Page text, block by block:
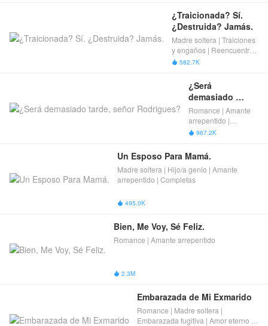
¿Traicionada? Sí.
¿Destruida? Jamás.
Madre soltera | Traiciones
y engaños | Reencuentro |
Amante arrepentido |
 582.7K
¿Será
demasiado
tarde, señor
Rodrigues?
Romance | Amante
arrepentido |
Completas
 967.2K
Un Esposo Para Mamá.
Madre soltera | Hijo/a genio | Amante
arrepentido | Completas
 495.0K
Bien, Me Voy, Sé Feliz.
Romance | Amante arrepentido
 2.3M
Embarazada de Mi Exmarido
Romance | Madre soltera |
Embarazada fugitiva | Amor eterno |